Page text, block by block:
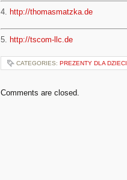
4. http://thomasmatzka.de
5. http://tscom-llc.de
CATEGORIES: PREZENTY DLA DZIECI
Comments are closed.